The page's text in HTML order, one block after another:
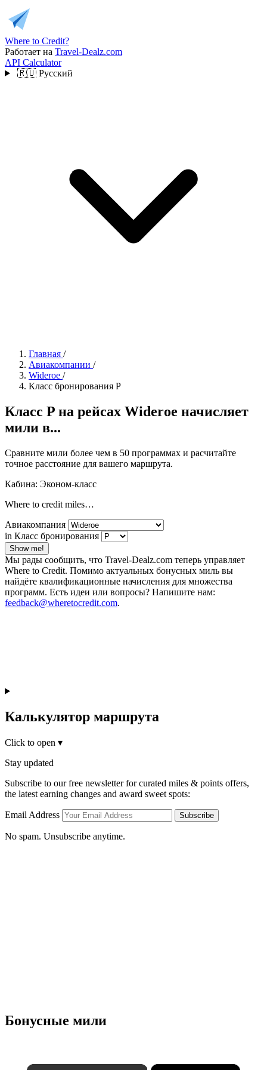
Where to Credit?
Работает на Travel-Dealz.com
API Calculator
🇷🇺 Русский
Главная /
Авиакомпании /
Wideroe /
Класс бронирования P
Класс P на рейсах Wideroe начисляет
мили в...
Сравните мили более чем в 50 программах и расчитайте
точное расстояние для вашего маршрута.
Кабина: Эконом-класс
Where to credit miles…
Авиакомпания
in Класс бронирования
Show me!
Мы рады сообщить, что Travel-Dealz.com теперь управляет
Where to Credit. Помимо актуальных бонусных миль вы
найдёте квалификационные начисления для множества
программ. Есть идеи или вопросы? Напишите нам:
feedback@wheretocredit.com.
Калькулятор маршрута
Click to open ▾
Stay updated
Subscribe to our free newsletter for curated miles & points offers,
the latest earning changes and award sweet spots:
Email Address Subscribe
No spam. Unsubscribe anytime.
Бонусные мили